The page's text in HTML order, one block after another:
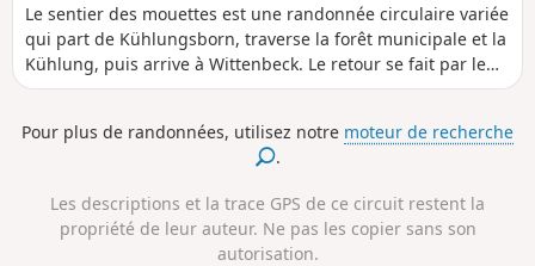
Le sentier des mouettes est une randonnée circulaire variée
qui part de Kühlungsborn, traverse la forêt municipale et la
Kühlung, puis arrive à Wittenbeck. Le retour se fait par le
Fulgenweg, en passant par le port et la jetée, jusqu'au point
Pour plus de randonnées, utilisez notre moteur de recherche
.
Les descriptions et la trace GPS de ce circuit restent la
propriété de leur auteur. Ne pas les copier sans son
autorisation.